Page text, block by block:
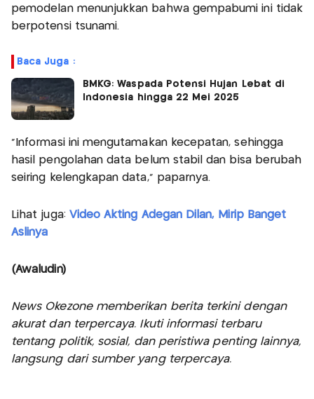
pemodelan menunjukkan bahwa gempabumi ini tidak
berpotensi tsunami.
Baca Juga :
BMKG: Waspada Potensi Hujan Lebat di
Indonesia hingga 22 Mei 2025
“Informasi ini mengutamakan kecepatan, sehingga
hasil pengolahan data belum stabil dan bisa berubah
seiring kelengkapan data,” paparnya.
Lihat juga: Video Akting Adegan Dilan, Mirip Banget
Aslinya
(Awaludin)
News Okezone memberikan berita terkini dengan
akurat dan terpercaya. Ikuti informasi terbaru
tentang politik, sosial, dan peristiwa penting lainnya,
langsung dari sumber yang terpercaya.